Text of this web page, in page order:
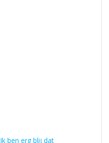
Ik ben erg blij dat